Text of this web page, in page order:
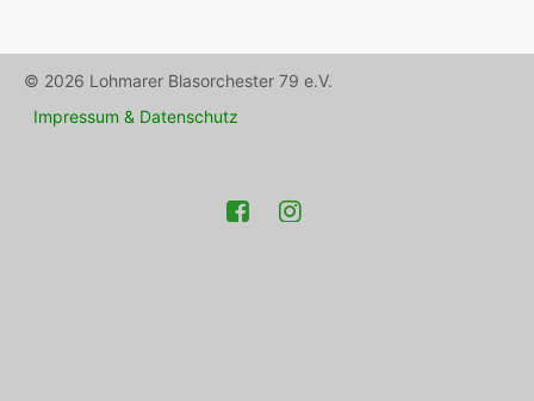
© 2026 Lohmarer Blasorchester 79 e.V.
Impressum & Datenschutz
Facebook